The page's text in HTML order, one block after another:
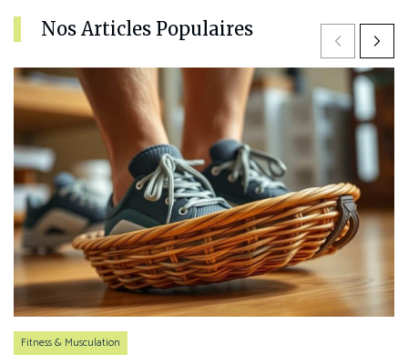
Nos Articles Populaires PreviousNext
Fitness & Musculation